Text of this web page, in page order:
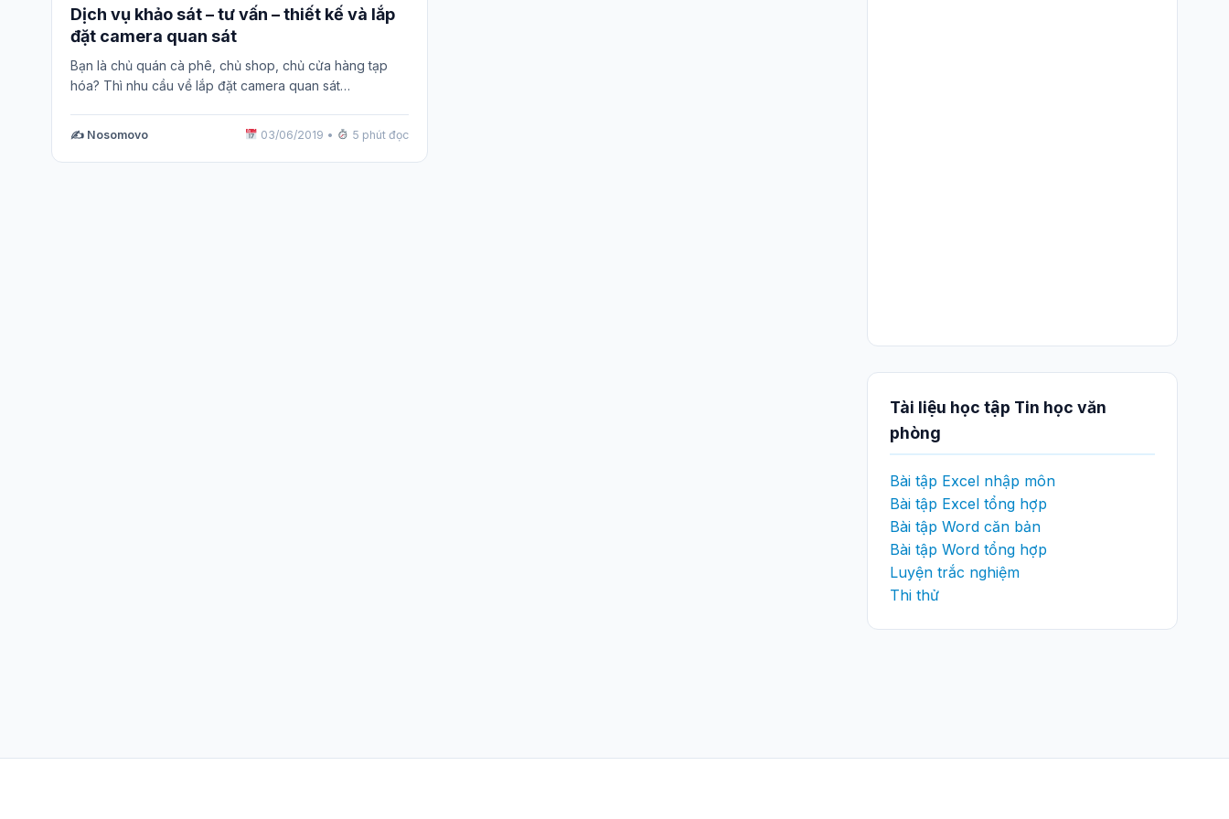
Dịch vụ khảo sát – tư vấn – thiết kế và lắp
đặt camera quan sát
Bạn là chủ quán cà phê, chủ shop, chủ cửa hàng tạp
hóa? Thì nhu cầu về lắp đặt camera quan sát…
✍️ Nosomovo 03/06/2019 • 5 phút đọc
Tài liệu học tập Tin học văn
phòng
Bài tập Excel nhập môn
Bài tập Excel tổng hợp
Bài tập Word căn bản
Bài tập Word tổng hợp
Luyện trắc nghiệm
Thi thử